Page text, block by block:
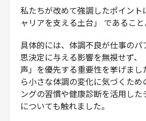
私たちが改めて強調したポイント
ャリアを支える土台」 であること
具体的には、体調不良が仕事のパ
思決定に与える影響を無視せず、
声」を優先する重要性を挙げまし
ら小さな体調の変化に気づくため
ングの習慣や健康診断を活用し
についても触れました。